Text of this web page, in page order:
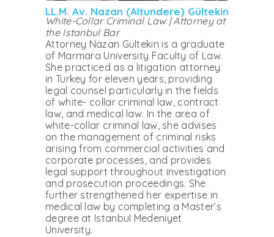
LL.M. Av. Nazan (Altundere) Gültekin
White-Collar Criminal Law | Attorney at
the Istanbul Bar
Attorney Nazan Gültekin is a graduate
of Marmara University Faculty of Law.
She practiced as a litigation attorney
in Turkey for eleven years, providing
legal counsel particularly in the fields
of white- collar criminal law, contract
law, and medical law. In the area of
white-collar criminal law, she advises
on the management of criminal risks
arising from commercial activities and
corporate processes, and provides
legal support throughout investigation
and prosecution proceedings. She
further strengthened her expertise in
medical law by completing a Master’s
degree at Istanbul Medeniyet
University.